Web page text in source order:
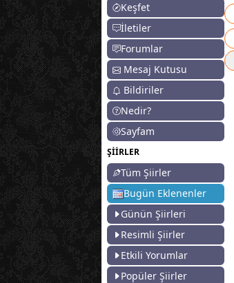
Keşfet
İletiler
Forumlar
Mesaj Kutusu
Bildiriler
Nedir?
Sayfam
ŞİİRLER
Tüm Şiirler
Bugün Eklenenler
Günün Şiirleri
Resimli Şiirler
Etkili Yorumlar
Popüler Şiirler